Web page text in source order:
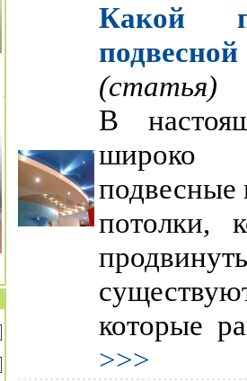
Какой
(статья)
В
широко
подвесные
потолки,
которые
>>>